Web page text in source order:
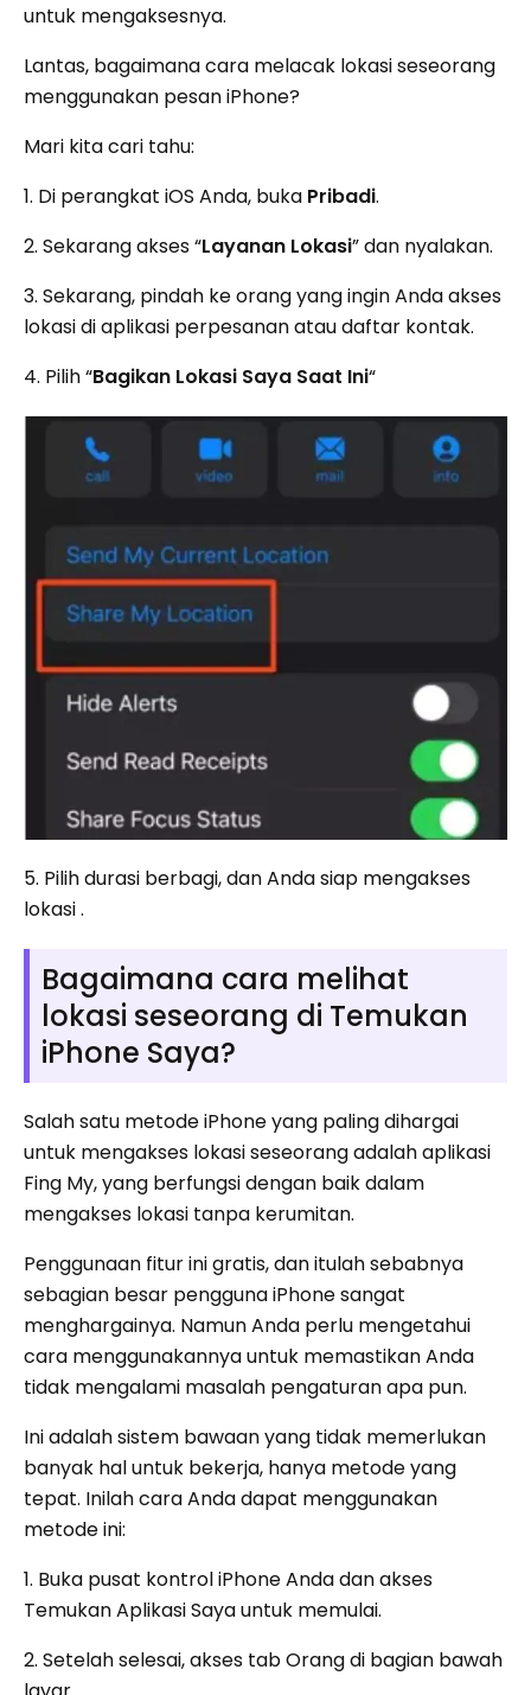
untuk mengaksesnya.
Lantas, bagaimana cara melacak lokasi seseorang
menggunakan pesan iPhone?
Mari kita cari tahu:
1. Di perangkat iOS Anda, buka Pribadi.
2. Sekarang akses “Layanan Lokasi” dan nyalakan.
3. Sekarang, pindah ke orang yang ingin Anda akses
lokasi di aplikasi perpesanan atau daftar kontak.
4. Pilih “Bagikan Lokasi Saya Saat Ini“
5. Pilih durasi berbagi, dan Anda siap mengakses
lokasi .
Bagaimana cara melihat
lokasi seseorang di Temukan
iPhone Saya?
Salah satu metode iPhone yang paling dihargai
untuk mengakses lokasi seseorang adalah aplikasi
Fing My, yang berfungsi dengan baik dalam
mengakses lokasi tanpa kerumitan.
Penggunaan fitur ini gratis, dan itulah sebabnya
sebagian besar pengguna iPhone sangat
menghargainya. Namun Anda perlu mengetahui
cara menggunakannya untuk memastikan Anda
tidak mengalami masalah pengaturan apa pun.
Ini adalah sistem bawaan yang tidak memerlukan
banyak hal untuk bekerja, hanya metode yang
tepat. Inilah cara Anda dapat menggunakan
metode ini:
1. Buka pusat kontrol iPhone Anda dan akses
Temukan Aplikasi Saya untuk memulai.
2. Setelah selesai, akses tab Orang di bagian bawah